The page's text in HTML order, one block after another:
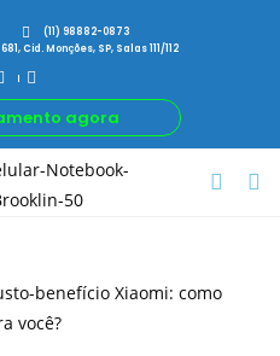
(11) 98882-0873
Cid. Monções, SP, Salas 111/112
agora